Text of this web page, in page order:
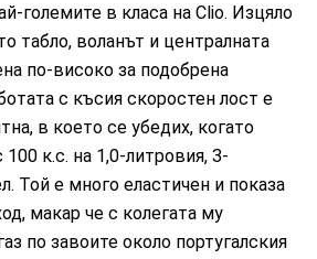
големите в класа на Clio. Изцяло
табло, воланът и централната
по-високо за подобрена
с късия скоростен лост е
в което се убедих, когато
к.с. на 1,0-литровия, 3-
Той е много еластичен и показа
макар че с колегата му
по завоите около португалския